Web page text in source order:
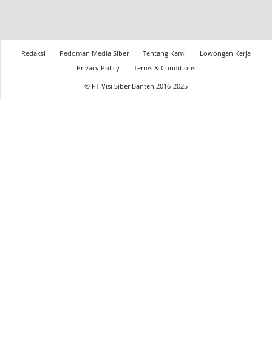
Redaksi Pedoman Media Siber Tentang Kami
Lowongan Kerja
Privacy Policy
Terms & Conditions
© PT Visi Siber Banten 2016-2025